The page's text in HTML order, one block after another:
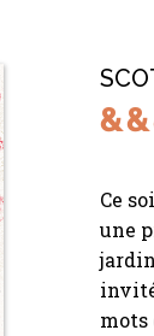
Ce
une
mots